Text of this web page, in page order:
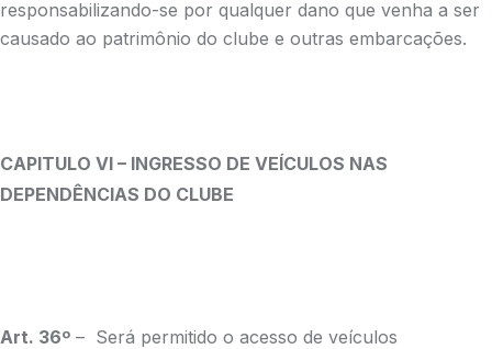
responsabilizando-se por qualquer dano que venha a ser
causado ao patrimônio do clube e outras embarcações.
CAPITULO VI – INGRESSO DE VEÍCULOS NAS
DEPENDÊNCIAS DO CLUBE
Art. 36º – Será permitido o acesso de veículos